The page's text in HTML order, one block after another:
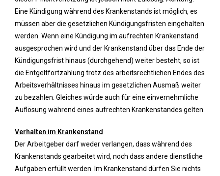
Eine Kündigung während des Krankenstands ist möglich, es
müssen aber die gesetzlichen Kündigungsfristen eingehalten
werden. Wenn eine Kündigung im aufrechten Krankenstand
ausgesprochen wird und der Krankenstand über das Ende der
Kündigungsfrist hinaus (durchgehend) weiter besteht, so ist
die Entgeltfortzahlung trotz des arbeitsrechtlichen Endes des
Arbeitsverhältnisses hinaus im gesetzlichen Ausmaß weiter
zu bezahlen. Gleiches würde auch für eine einvernehmliche
Auflösung während eines aufrechten Krankenstandes gelten.
Verhalten im Krankenstand
Der Arbeitgeber darf weder verlangen, dass während des
Krankenstands gearbeitet wird, noch dass andere dienstliche
Aufgaben erfüllt werden. Im Krankenstand dürfen Sie nichts